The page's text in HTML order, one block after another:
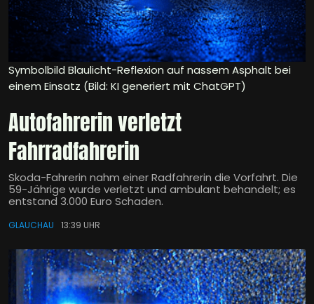
Symbolbild Blaulicht-Reflexion auf nassem Asphalt bei
einem Einsatz (Bild: KI generiert mit ChatGPT)
Autofahrerin verletzt
Fahrradfahrerin
Skoda-Fahrerin nahm einer Radfahrerin die Vorfahrt. Die
59-Jährige wurde verletzt und ambulant behandelt; es
entstand 3.000 Euro Schaden.
GLAUCHAU 13:39 UHR